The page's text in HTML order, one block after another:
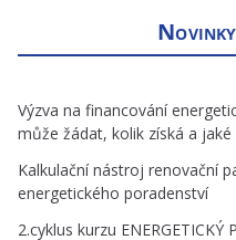
Výzva na financování
může žádat, kolik získá a
Kalkulační nástroj renovační
energetického poradenství
2.cyklus kurzu ENERGETICKÝ